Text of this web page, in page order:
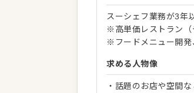
スーシェフ業務が3年
※高単価レストラン（
※フードメニュー開発
求める人物像
・話題のお店や空間